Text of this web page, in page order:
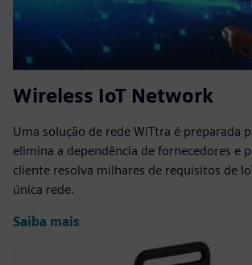
Wireless IoT Network
Uma solução de rede WiTtra é preparada
elimina a dependência de fornecedores e
cliente resolva milhares de requisitos de
única rede.
Saiba mais